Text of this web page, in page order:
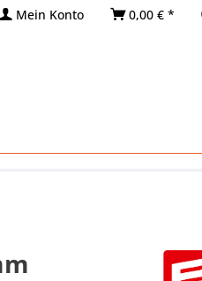
Mein Konto 0,00 € *